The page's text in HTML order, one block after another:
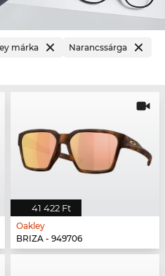
márka Narancssárga
41 422 Ft
Oakley
BRIZA - 949706